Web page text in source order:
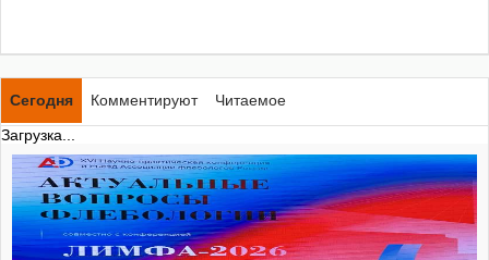
Сегодня Комментируют
Читаемое
Загрузка...